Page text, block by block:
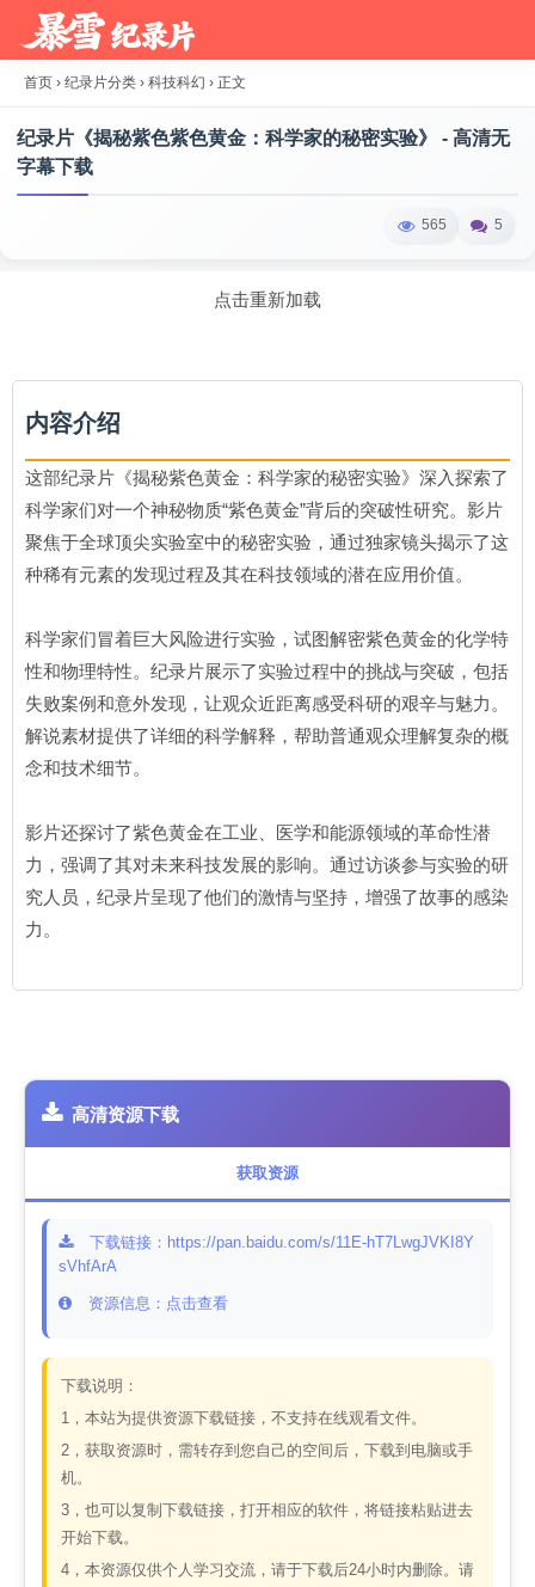
首页 › 纪录片分类 › 科技科幻 › 正文
纪录片《揭秘紫色紫色黄金：科学家的秘密实验》 - 高清无
字幕下载
565 5
点击重新加载
内容介绍
这部纪录片《揭秘紫色黄金：科学家的秘密实验》深入探索了
科学家们对一个神秘物质“紫色黄金”背后的突破性研究。影片
聚焦于全球顶尖实验室中的秘密实验，通过独家镜头揭示了这
种稀有元素的发现过程及其在科技领域的潜在应用价值。
科学家们冒着巨大风险进行实验，试图解密紫色黄金的化学特
性和物理特性。纪录片展示了实验过程中的挑战与突破，包括
失败案例和意外发现，让观众近距离感受科研的艰辛与魅力。
解说素材提供了详细的科学解释，帮助普通观众理解复杂的概
念和技术细节。
影片还探讨了紫色黄金在工业、医学和能源领域的革命性潜
力，强调了其对未来科技发展的影响。通过访谈参与实验的研
究人员，纪录片呈现了他们的激情与坚持，增强了故事的感染
力。
高清资源下载
获取资源
下载链接：https://pan.baidu.com/s/11E-hT7LwgJVKI8Y
sVhfArA
资源信息：点击查看
下载说明：
1，本站为提供资源下载链接，不支持在线观看文件。
2，获取资源时，需转存到您自己的空间后，下载到电脑或手
机。
3，也可以复制下载链接，打开相应的软件，将链接粘贴进去
开始下载。
4，本资源仅供个人学习交流，请于下载后24小时内删除。请